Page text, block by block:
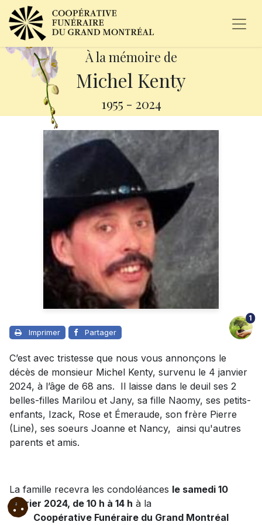
À la mémoire de
Michel Kenty
1955 - 2024
Imprimer Partager
1
C’est avec tristesse que nous vous annonçons le
décès de monsieur Michel Kenty, survenu le 4 janvier
2024, à l’âge de 68 ans. Il laisse dans le deuil ses 2
belles-filles Marilou et Jany, sa fille Naomy, ses petits-
enfants, Izack, Rose et Émeraude, son frère Pierre
(Line), ses soeurs Joanne et Nancy, ainsi qu'autres
parents et amis.
La famille recevra les condoléances le samedi 10
février 2024, de 10 h à 14 h à la
Coopérative Funéraire du Grand Montréal